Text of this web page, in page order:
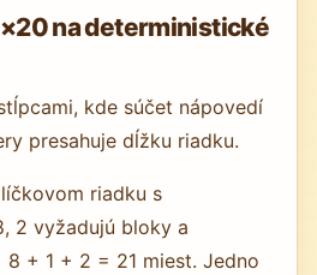
na deterministické
kde súčet nápovedí
presahuje dĺžku riadku.
riadku s
2 vyžadujú bloky a
8 + 1 + 2 = 21 miest. Jedno